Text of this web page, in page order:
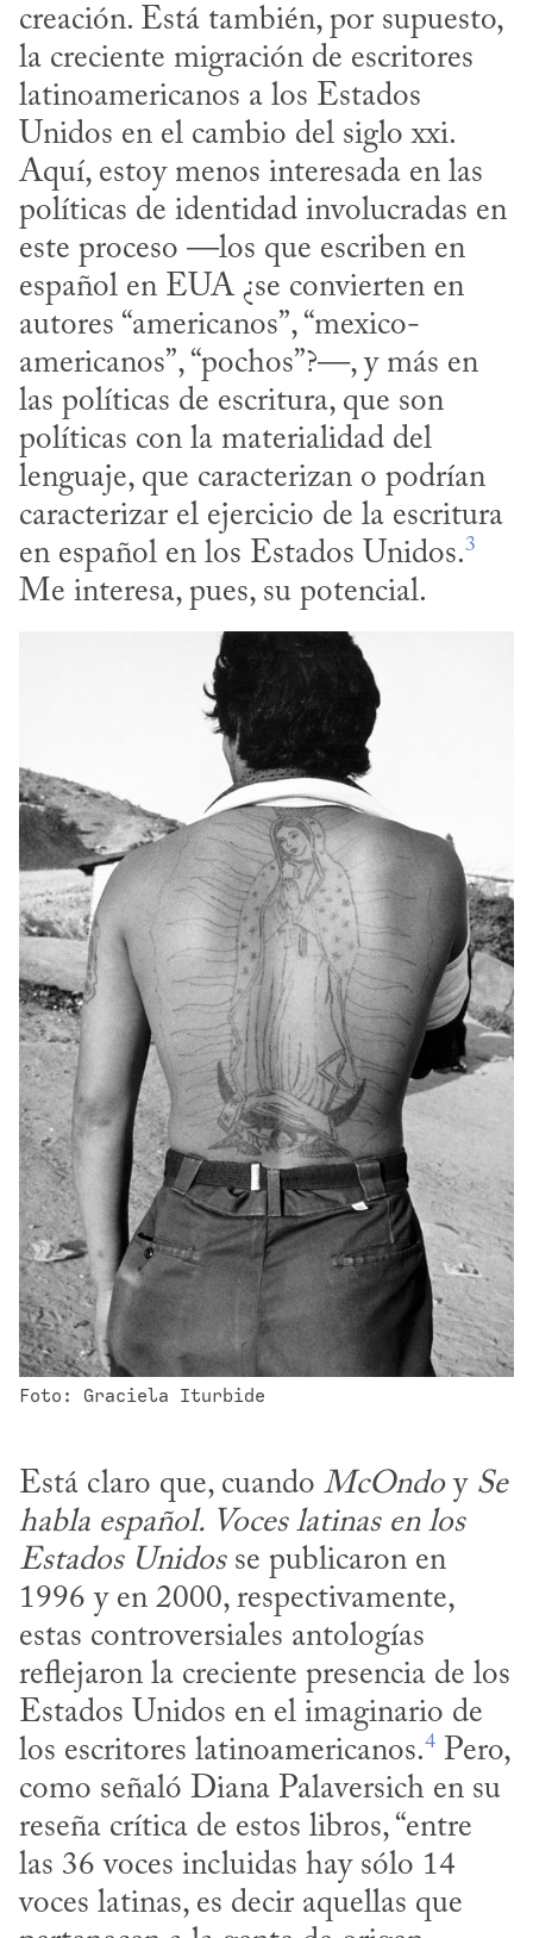
creación. Está también, por supuesto,
la creciente migración de escritores
latinoamericanos a los Estados
Unidos en el cambio del siglo xxi.
Aquí, estoy menos interesada en las
políticas de identidad involucradas en
este proceso —los que escriben en
español en EUA ¿se convierten en
autores “americanos”, “mexico-
americanos”, “pochos”?—, y más en
las políticas de escritura, que son
políticas con la materialidad del
lenguaje, que caracterizan o podrían
caracterizar el ejercicio de la escritura
en español en los Estados Unidos.3
Me interesa, pues, su potencial.
Foto: Graciela Iturbide
Está claro que, cuando McOndo y Se
habla español. Voces latinas en los
Estados Unidos se publicaron en
1996 y en 2000, respectivamente,
estas controversiales antologías
reflejaron la creciente presencia de los
Estados Unidos en el imaginario de
los escritores latinoamericanos.4 Pero,
como señaló Diana Palaversich en su
reseña crítica de estos libros, “entre
las 36 voces incluidas hay sólo 14
voces latinas, es decir aquellas que